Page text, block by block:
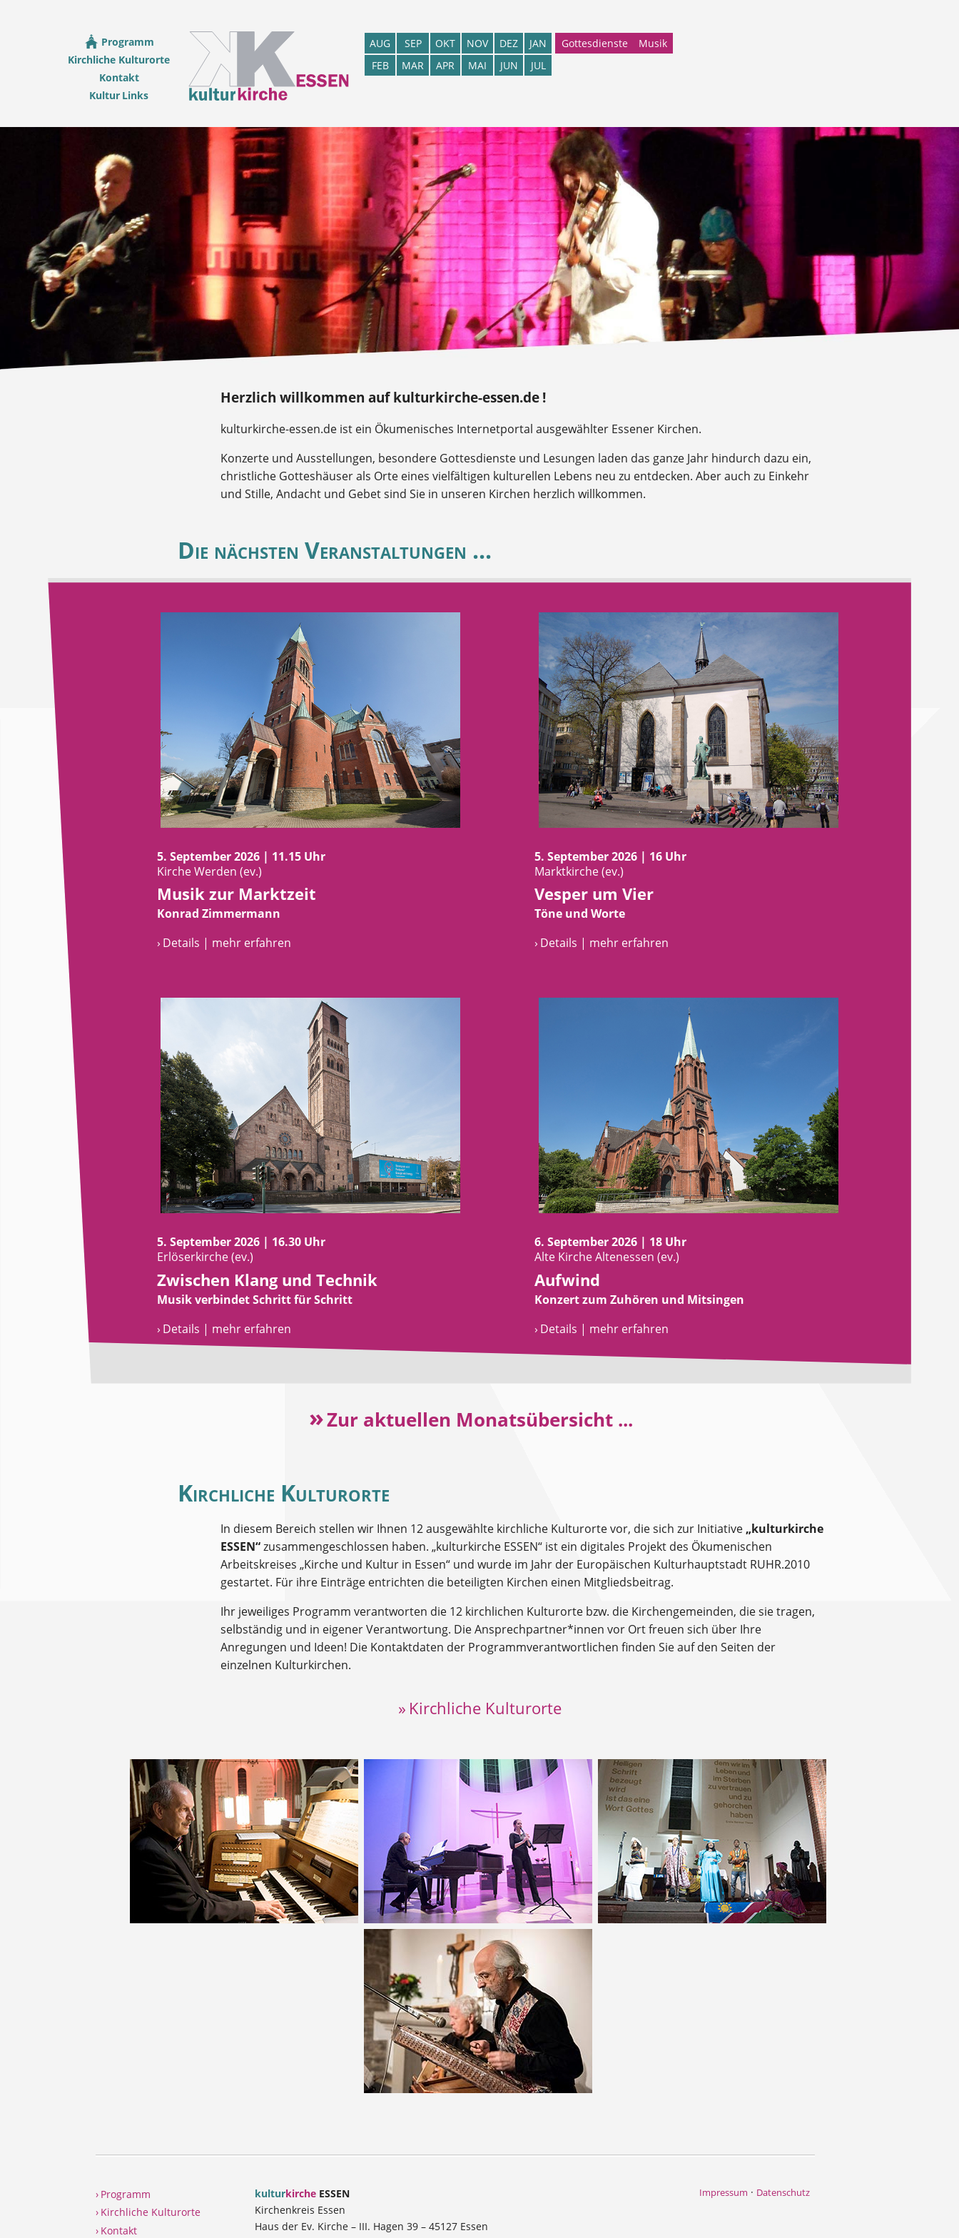
Programm
Kirchliche Kulturorte
Kontakt
Kultur Links
AUG SEP OKT NOV DEZ
JAN
FEB
MAR APR MAI JUN JUL
Gottesdienste Musik
Herzlich willkommen auf kulturkirche-essen.de !
kulturkirche-essen.de ist ein Ökumenisches Internetportal ausgewählter Essener Kirchen.
Konzerte und Ausstellungen, besondere Gottesdienste und Lesungen laden das ganze Jahr hindurch dazu ein,
christliche Gotteshäuser als Orte eines vielfältigen kulturellen Lebens neu zu entdecken. Aber auch zu Einkehr
und Stille, Andacht und Gebet sind Sie in unseren Kirchen herzlich willkommen.
Die nächsten Veranstaltungen ...
5. September 2026 | 11.15 Uhr
Kirche Werden (ev.)
Musik zur Marktzeit
Konrad Zimmermann
› Details | mehr erfahren
5. September 2026 | 16 Uhr
Marktkirche (ev.)
Vesper um Vier
Töne und Worte
› Details | mehr erfahren
5. September 2026 | 16.30 Uhr
Erlöserkirche (ev.)
Zwischen Klang und Technik
Musik verbindet Schritt für Schritt
› Details | mehr erfahren
6. September 2026 | 18 Uhr
Alte Kirche Altenessen (ev.)
Aufwind
Konzert zum Zuhören und Mitsingen
› Details | mehr erfahren
»Zur aktuellen Monatsübersicht ...
Kirchliche Kulturorte
In diesem Bereich stellen wir Ihnen 12 ausgewählte kirchliche Kulturorte vor, die sich zur Initiative „kulturkirche
ESSEN“zusammengeschlossen haben. „kulturkirche ESSEN“ ist ein digitales Projekt des Ökumenischen
Arbeitskreises „Kirche und Kultur in Essen“ und wurde im Jahr der Europäischen Kulturhauptstadt RUHR.2010
gestartet. Für ihre Einträge entrichten die beteiligten Kirchen einen Mitgliedsbeitrag.
Ihr jeweiliges Programm verantworten die 12 kirchlichen Kulturorte bzw. die Kirchengemeinden, die sie tragen,
selbständig und in eigener Verantwortung. Die Ansprechpartner*innen vor Ort freuen sich über Ihre
Anregungen und Ideen! Die Kontaktdaten der Programmverantwortlichen finden Sie auf den Seiten der
einzelnen Kulturkirchen.
» Kirchliche Kulturorte
› Programm
› Kirchliche Kulturorte
› Kontakt
kulturkirche ESSEN
Kirchenkreis Essen
Haus der Ev. Kirche – III. Hagen 39 – 45127 Essen
Impressum · Datenschutz